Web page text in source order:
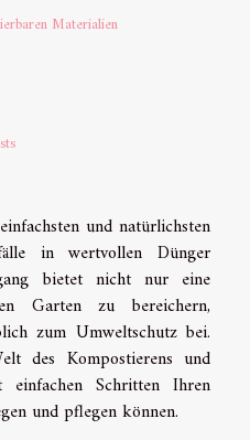
Materialien
und natürlichsten
in wertvollen Dünger
bietet nicht nur eine
Garten zu bereichern,
zum Umweltschutz bei.
des Kompostierens und
Schritten Ihren
und pflegen können.